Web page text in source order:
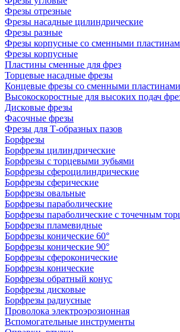
Фрезы отрезные
Фрезы насадные цилиндрические
Фрезы разные
Фрезы корпусные со сменными
Фрезы корпусные
Пластины сменные для фрез
Торцевые насадные фрезы
Концевые фрезы со сменными пластинами
Высокоскоростные для высоких подач
Дисковые фрезы
Фасочные фрезы
Фрезы для Т-образных пазов
Борфрезы
Борфрезы цилиндрические
Борфрезы с торцевыми зубьями
Борфрезы сфероцилиндрические
Борфрезы сферические
Борфрезы овальные
Борфрезы параболические
Борфрезы параболические с точечным
Борфрезы пламевидные
Борфрезы конические 60°
Борфрезы конические 90°
Борфрезы сфероконические
Борфрезы конические
Борфрезы обратный конус
Борфрезы дисковые
Борфрезы радиусные
Проволока электроэрозионная
Вспомогательные инструменты